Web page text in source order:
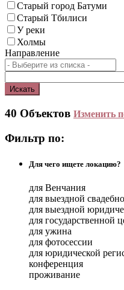
Старый город Батуми
Старый Тбилиси
У реки
Холмы
Направление
Искать
40 Объектов Изменить
Фильтр по:
Для чего ищете локацию?
для Венчания
для выездной
для выездной
для государственной
для ужина
для фотосессии
для юридической
конференция
проживание